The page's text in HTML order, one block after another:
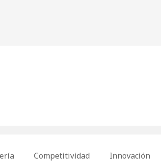
Competitividad Innovación